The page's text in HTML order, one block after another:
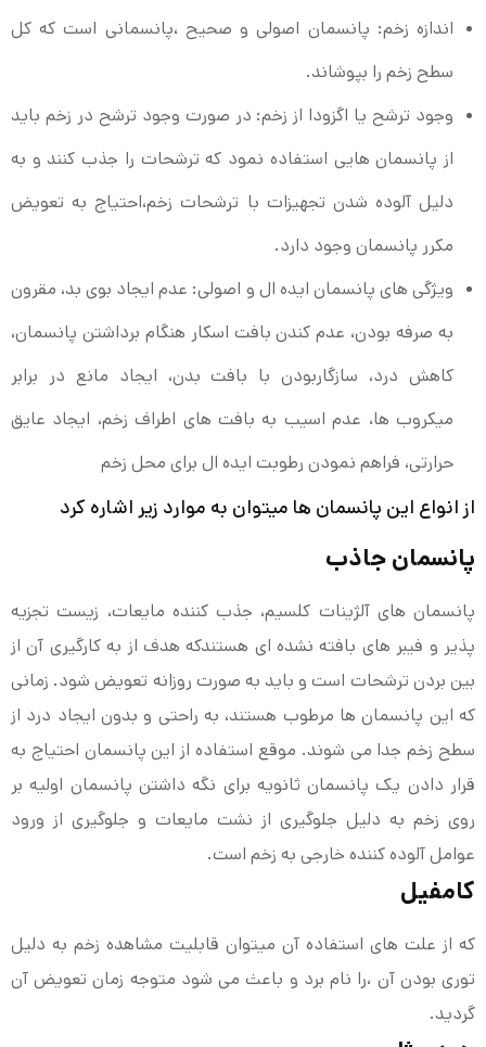
اندازه زخم: پانسمان اصولی و صحیح ،پانسمانی است که کل
سطح زخم را بپوشاند.
وجود ترشح یا اگزودا از زخم: در صورت وجود ترشح در زخم باید
از پانسمان هایی استفاده نمود که ترشحات را جذب کنند و به
دلیل آلوده شدن تجهیزات با ترشحات زخم،احتیاج به تعویض
مکرر پانسمان وجود دارد.
ویژگی های پانسمان ایده ال و اصولی: عدم ایجاد بوی بد، مقرون
به صرفه بودن، عدم کندن بافت اسکار هنگام برداشتن پانسمان،
کاهش درد، سازگاربودن با بافت بدن، ایجاد مانع در برابر
میکروب ها، عدم اسیب به بافت های اطراف زخم، ایجاد عایق
حرارتی، فراهم نمودن رطوبت ایده ال برای محل زخم
از انواع این پانسمان ها میتوان به موارد زیر اشاره کرد
پانسمان جاذب
پانسمان های آلژینات کلسیم، جذب کننده مایعات، زیست تجزیه
پذیر و فیبر های بافته نشده ای هستندکه هدف از به کارگیری آن از
بین بردن ترشحات است و باید به صورت روزانه تعویض شود. زمانی
که این پانسمان ها مرطوب هستند، به راحتی و بدون ایجاد درد از
سطح زخم جدا می شوند. موقع استفاده از این پانسمان احتیاج به
قرار دادن یک پانسمان ثانویه برای نگه داشتن پانسمان اولیه بر
روی زخم به دلیل جلوگیری از نشت مایعات و جلوگیری از ورود
عوامل آلوده کننده خارجی به زخم است.
کامفیل
که از علت های استفاده آن میتوان قابلیت مشاهده زخم به دلیل
توری بودن آن ،را نام برد و باعث می شود متوجه زمان تعویض آن
گردید.